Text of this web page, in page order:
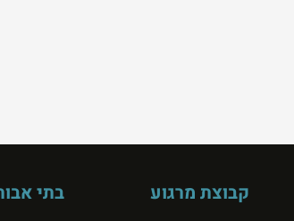
קבוצת מרגוע בתי